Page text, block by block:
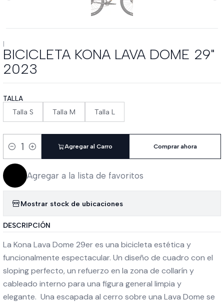
|
BICICLETA KONA LAVA DOME 29"
2023
TALLA
Talla S Talla M Talla L
Cantidad
Agregar al Carro Comprar ahora
Agregar a la lista de favoritos
Mostrar stock de ubicaciones
DESCRIPCIÓN
La Kona Lava Dome 29er es una bicicleta estética y
funcionalmente espectacular. Un diseño de cuadro con el
sloping perfecto, un refuerzo en la zona de collarín y
cableado interno para una figura general limpia y
elegante. Una escapada al cerro sobre una Lava Dome se